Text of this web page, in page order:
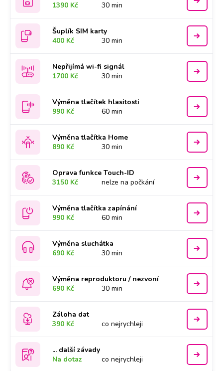
1390 Kč
30 min
Šuplík SIM karty
400 Kč
30 min
Nepřijímá wi-fi signál
1700 Kč
30 min
Výměna tlačítek hlasitosti
990 Kč
60 min
Výměna tlačítka Home
890 Kč
30 min
Oprava funkce Touch-ID
3150 Kč
nelze na počkání
Výměna tlačítka zapínání
990 Kč
60 min
Výměna sluchátka
690 Kč
30 min
Výměna reproduktoru / nezvoní
690 Kč
30 min
Záloha dat
390 Kč
co nejrychleji
... další závady
Na dotaz
co nejrychleji